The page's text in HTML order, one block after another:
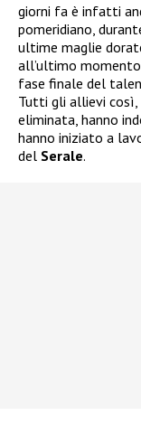
giorni fa è infatti
pomeridiano,
ultime maglie
all’ultimo momento
fase finale del
Tutti gli allievi
eliminata, hanno
hanno iniziato a
del Serale.